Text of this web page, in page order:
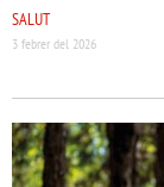
SALUT
3 febrer del 2026